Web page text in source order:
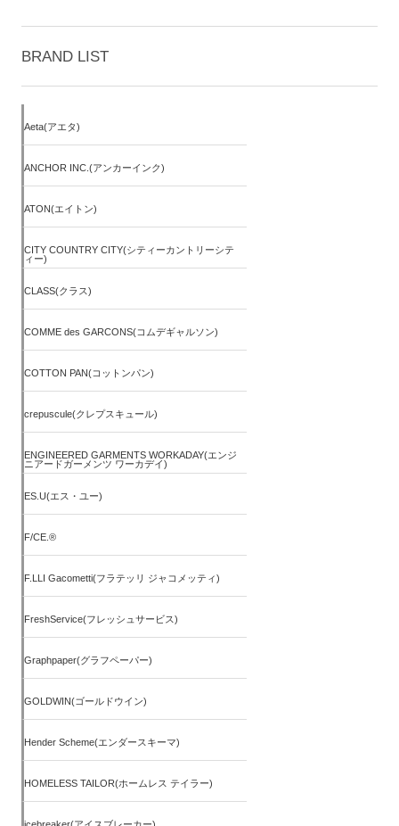
BRAND LIST
Aeta(アエタ)
ANCHOR INC.(アンカーインク)
ATON(エイトン)
CITY COUNTRY CITY(シティーカントリーシテ
ィー)
CLASS(クラス)
COMME des GARCONS(コムデギャルソン)
COTTON PAN(コットンパン)
crepuscule(クレプスキュール)
ENGINEERED GARMENTS WORKADAY(エンジ
ニアードガーメンツ ワーカデイ)
ES.U(エス・ユー)
F/CE.®
F.LLI Gacometti(フラテッリ ジャコメッティ)
FreshService(フレッシュサービス)
Graphpaper(グラフペーパー)
GOLDWIN(ゴールドウイン)
Hender Scheme(エンダースキーマ)
HOMELESS TAILOR(ホームレス テイラー)